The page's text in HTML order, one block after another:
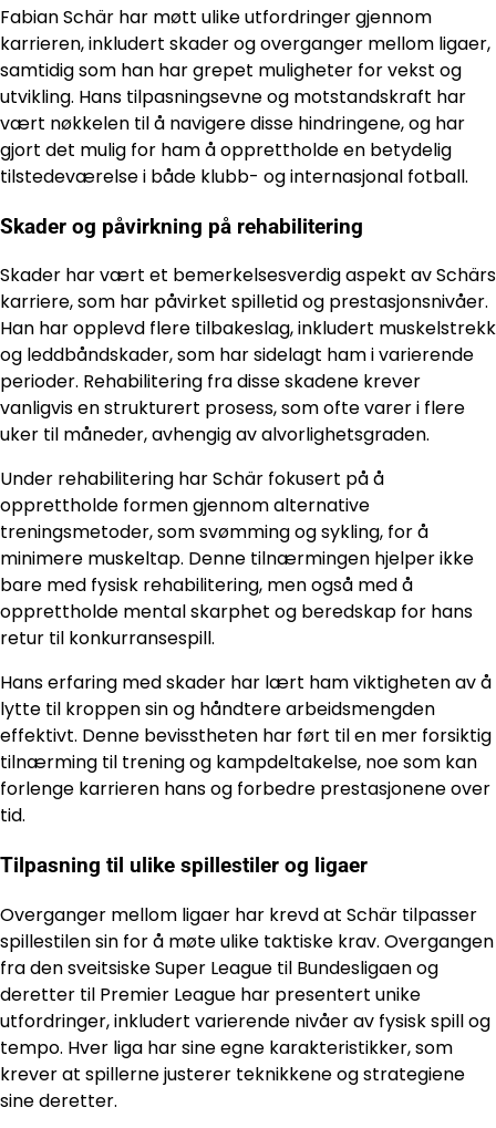
Fabian Schär har møtt ulike utfordringer gjennom
karrieren, inkludert skader og overganger mellom ligaer,
samtidig som han har grepet muligheter for vekst og
utvikling. Hans tilpasningsevne og motstandskraft har
vært nøkkelen til å navigere disse hindringene, og har
gjort det mulig for ham å opprettholde en betydelig
tilstedeværelse i både klubb- og internasjonal fotball.
Skader og påvirkning på rehabilitering
Skader har vært et bemerkelsesverdig aspekt av Schärs
karriere, som har påvirket spilletid og prestasjonsnivåer.
Han har opplevd flere tilbakeslag, inkludert muskelstrekk
og leddbåndskader, som har sidelagt ham i varierende
perioder. Rehabilitering fra disse skadene krever
vanligvis en strukturert prosess, som ofte varer i flere
uker til måneder, avhengig av alvorlighetsgraden.
Under rehabilitering har Schär fokusert på å
opprettholde formen gjennom alternative
treningsmetoder, som svømming og sykling, for å
minimere muskeltap. Denne tilnærmingen hjelper ikke
bare med fysisk rehabilitering, men også med å
opprettholde mental skarphet og beredskap for hans
retur til konkurransespill.
Hans erfaring med skader har lært ham viktigheten av å
lytte til kroppen sin og håndtere arbeidsmengden
effektivt. Denne bevisstheten har ført til en mer forsiktig
tilnærming til trening og kampdeltakelse, noe som kan
forlenge karrieren hans og forbedre prestasjonene over
tid.
Tilpasning til ulike spillestiler og ligaer
Overganger mellom ligaer har krevd at Schär tilpasser
spillestilen sin for å møte ulike taktiske krav. Overgangen
fra den sveitsiske Super League til Bundesligaen og
deretter til Premier League har presentert unike
utfordringer, inkludert varierende nivåer av fysisk spill og
tempo. Hver liga har sine egne karakteristikker, som
krever at spillerne justerer teknikkene og strategiene
sine deretter.